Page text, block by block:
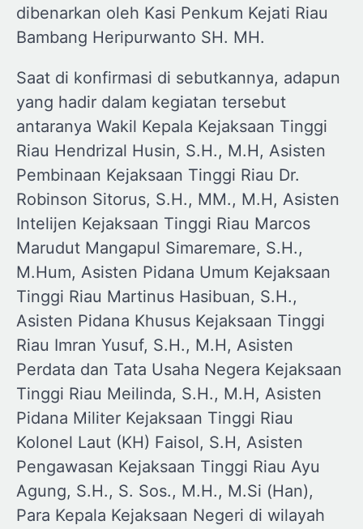
dibenarkan oleh Kasi Penkum Kejati Riau
Bambang Heripurwanto SH. MH.
Saat di konfirmasi di sebutkannya, adapun
yang hadir dalam kegiatan tersebut
antaranya Wakil Kepala Kejaksaan Tinggi
Riau Hendrizal Husin, S.H., M.H, Asisten
Pembinaan Kejaksaan Tinggi Riau Dr.
Robinson Sitorus, S.H., MM., M.H, Asisten
Intelijen Kejaksaan Tinggi Riau Marcos
Marudut Mangapul Simaremare, S.H.,
M.Hum, Asisten Pidana Umum Kejaksaan
Tinggi Riau Martinus Hasibuan, S.H.,
Asisten Pidana Khusus Kejaksaan Tinggi
Riau Imran Yusuf, S.H., M.H, Asisten
Perdata dan Tata Usaha Negera Kejaksaan
Tinggi Riau Meilinda, S.H., M.H, Asisten
Pidana Militer Kejaksaan Tinggi Riau
Kolonel Laut (KH) Faisol, S.H, Asisten
Pengawasan Kejaksaan Tinggi Riau Ayu
Agung, S.H., S. Sos., M.H., M.Si (Han),
Para Kepala Kejaksaan Negeri di wilayah